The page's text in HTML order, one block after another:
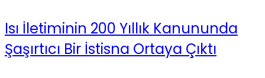
Isı İletiminin 200 Yıllık Kanununda
Şaşırtıcı Bir İstisna Ortaya Çıktı